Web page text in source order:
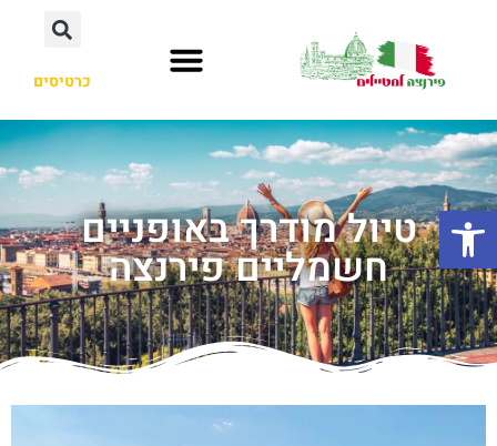
כרטיסים
טיול מודרך באופניים
חשמליים פירנצה
פתח סרגל נגישות